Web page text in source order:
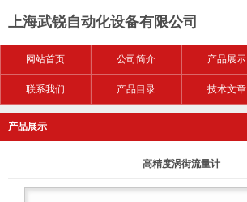
上海武锐自动化设备有限公司
网站首页 公司简介 产品展示
联系我们 产品目录 技术文章
产品展示
高精度涡街流量计